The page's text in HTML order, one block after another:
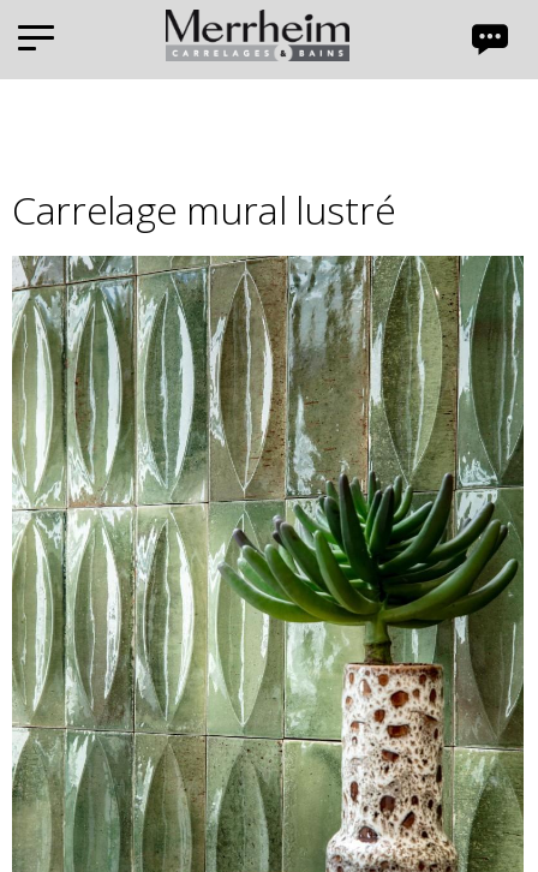
Carrelage mural lustré
Panneau de gestion des cookies